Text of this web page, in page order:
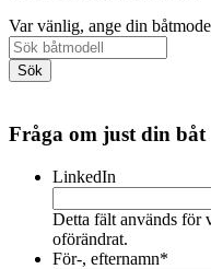
Var vänlig, ange din
Fråga om just din båt
LinkedIn
Detta fält används för
oförändrat.
För-, efternamn*